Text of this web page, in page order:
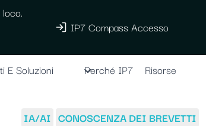
IP7 Compass Accesso
E Soluzioni Perché IP7 Risorse
IA/AI CONOSCENZA DEI BREVETTI